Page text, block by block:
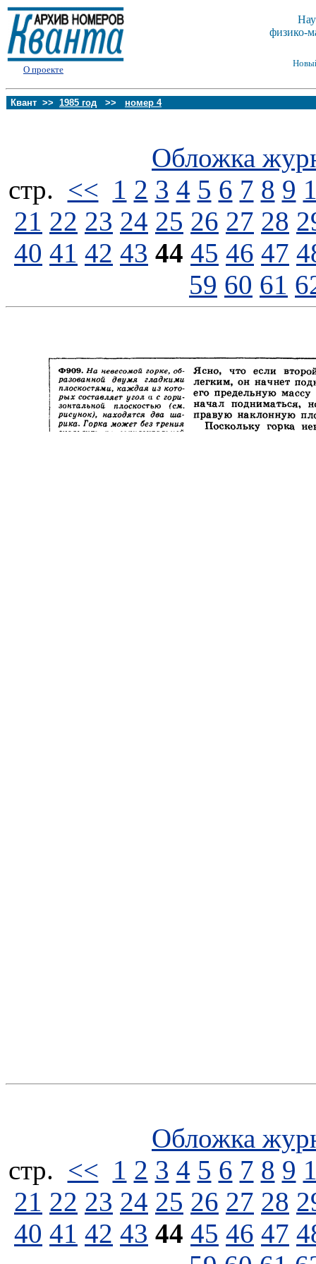
О проекте
физико-
Квант >> 1985 год >> номер 4
Обложка
стp. << 1 2 3 4 5 6 7 8 9
21 22 23 24 25 26 27 28
40 41 42 43 44 45 46 47
59 60 61
Обложка
стp. << 1 2 3 4 5 6 7 8 9
21 22 23 24 25 26 27 28
40 41 42 43 44 45 46 47